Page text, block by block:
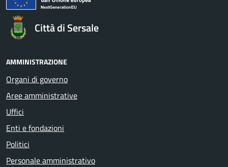
Città di Sersale
AMMINISTRAZIONE
Organi di governo
Aree amministrative
Uffici
Enti e fondazioni
Politici
Personale amministrativo